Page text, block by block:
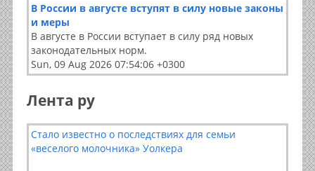
В России в августе вступят в силу новые законы
и меры
В августе в России вступает в силу ряд новых
законодательных норм.
Sun, 09 Aug 2026 07:54:06 +0300
Лента ру
Стало известно о последствиях для семьи
«веселого молочника» Уолкера